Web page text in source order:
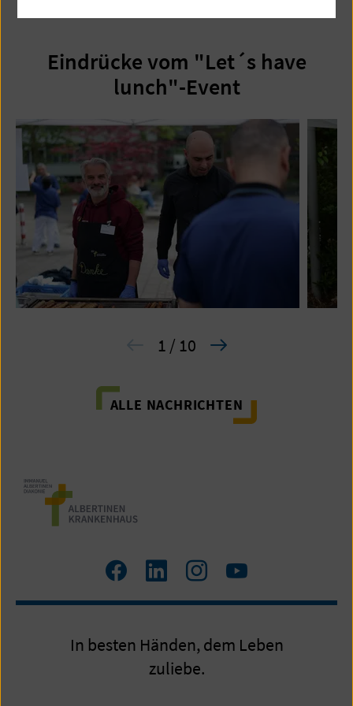
Eindrücke vom "Let´s have
lunch"-Event
1 / 10
ALLE NACHRICHTEN
Facebook
LinkedInInstagram
Youtube
In besten Händen, dem Leben
zuliebe.